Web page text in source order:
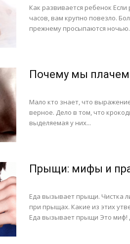
Как развивается ребенок
часов, вам крупно повезло.
прежнему просыпаются
Почему мы плачем
Мало кто знает, что
верное. Дело в том, что
выделяемая у них...
Прыщи: мифы и
Еда вызывает прыщи. Чистка
при прыщах. Какие из этих
Еда вызывает прыщи Это миф!